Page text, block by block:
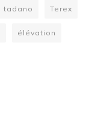
tadano Terex
élévation